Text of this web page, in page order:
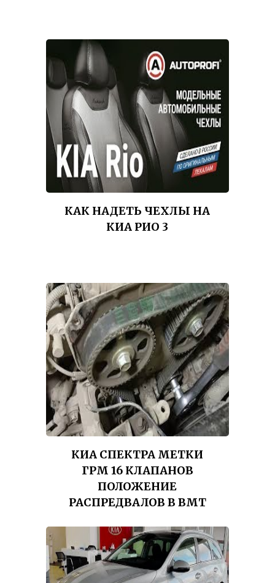
КАК НАДЕТЬ ЧЕХЛЫ НА
КИА РИО 3
КИА СПЕКТРА МЕТКИ
ГРМ 16 КЛАПАНОВ
ПОЛОЖЕНИЕ
РАСПРЕДВАЛОВ В ВМТ